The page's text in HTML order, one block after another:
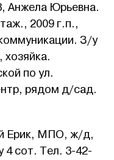
Анжела Юрьевна.
2009 г.п.,
З/у
хозяйка.
по ул.
рядом д/сад.
Ерик, МПО, ж/д,
4 сот. Тел. 3-42-